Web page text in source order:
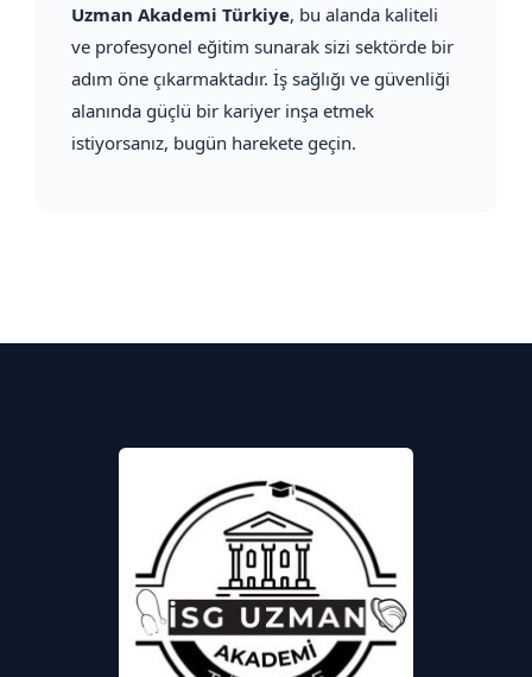
Uzman Akademi Türkiye, bu alanda kaliteli
ve profesyonel eğitim sunarak sizi sektörde bir
adım öne çıkarmaktadır. İş sağlığı ve güvenliği
alanında güçlü bir kariyer inşa etmek
istiyorsanız, bugün harekete geçin.